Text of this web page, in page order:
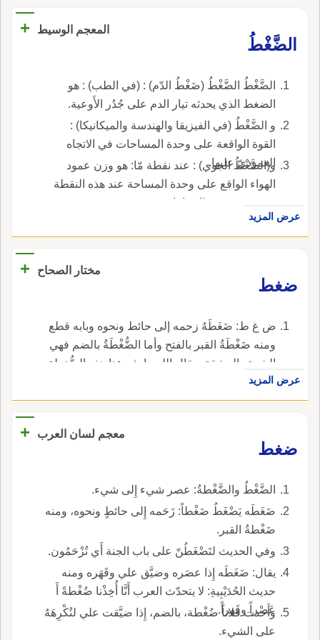
المعجم الوسيط
+
الضَّغْطُ
الضَّغْطُ الضَّغْطُ (ضَغْطُ الدّم) : (في الطب) : هو
الضغط الذي يحدثه تيار الدم على جُدُر الأَوعية.
و الضَّغْطُ (في الفيزيقا والهندسة والميكانيكا) :
القوة الواقعة على وحدة المساحات في الاتجاه
العموديّ عليها.
و(الضَّغْطُ الجوي) : عند نقطة مّا: هو وزن عمود
الهواء الواقع على وحدة المساحة عند هذه النقطة
ويؤثر في جميع الاتجاهات.
عرض المزيد
مختار الصحاح
+
ضغط
ض غ ط: ضَغَطَهُ زحمه إلى حائط ونحوه وبابه قطع
ومنه ضَغْطَةُ القبر بالفتح وأما الضُّغْطَةُ بالضم فهي
الشدة والمشقة ويقال اللهم ارفع عنا هذه الضُّغطة
و الضَاغِطُ كالرقيب والأمين يقال أرسله ضَاغِطاً
على فلان سُميّ بذلك لتضييقه على العامل ومنه
عرض المزيد
معجم لسان العرب
+
ضغط
الضَّغْطُ والضَّغْطةُ: عصر شيء إِلى شيء.
ضَغَطَه يَضْغَطُ ضَغْطاً: زَحَمه إِلى حائطٍ ونحوه، ومنه
ضَغْطةُ القبر.
وفي الحديث لتَضْغَطُنّ على باب الجنة أَي تُزْحَمُون.
يقال: ضَغَطَه إِذا عصَره وضيَّق علي وقَهَره ومنه
عَصْراً وقَهراً.
وأَخذت فلاناً ضُغْطة، بالضم، إِذا ضيَّقت علي لتُكْرِهَهُ
على الشيء.